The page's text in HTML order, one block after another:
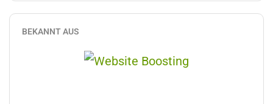
BEKANNT AUS